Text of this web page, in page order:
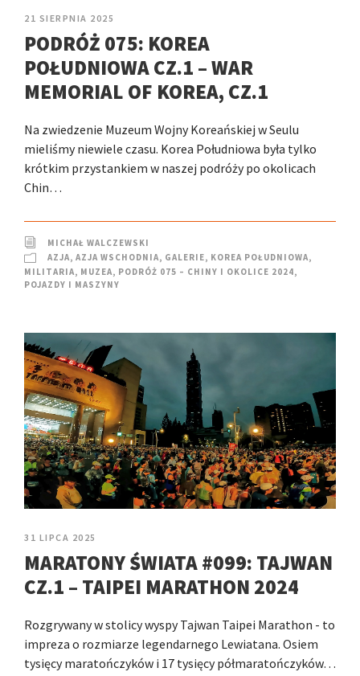
21 SIERPNIA 2025
PODRÓŻ 075: KOREA
POŁUDNIOWA CZ.1 – WAR
MEMORIAL OF KOREA, CZ.1
Na zwiedzenie Muzeum Wojny Koreańskiej w Seulu
mieliśmy niewiele czasu. Korea Południowa była tylko
krótkim przystankiem w naszej podróży po okolicach
Chin…
MICHAŁ WALCZEWSKI
AZJA, AZJA WSCHODNIA, GALERIE, KOREA POŁUDNIOWA,
MILITARIA, MUZEA, PODRÓŻ 075 – CHINY I OKOLICE 2024,
POJAZDY I MASZYNY
31 LIPCA 2025
MARATONY ŚWIATA #099: TAJWAN
CZ.1 – TAIPEI MARATHON 2024
Rozgrywany w stolicy wyspy Tajwan Taipei Marathon - to
impreza o rozmiarze legendarnego Lewiatana. Osiem
tysięcy maratończyków i 17 tysięcy półmaratończyków…